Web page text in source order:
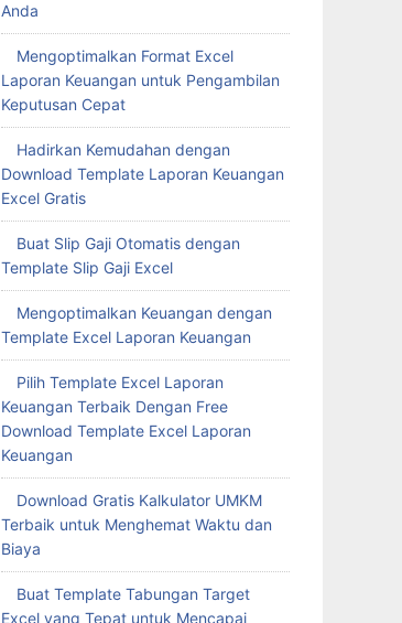
Anda
Mengoptimalkan Format Excel
Laporan Keuangan untuk Pengambilan
Keputusan Cepat
Hadirkan Kemudahan dengan
Download Template Laporan Keuangan
Excel Gratis
Buat Slip Gaji Otomatis dengan
Template Slip Gaji Excel
Mengoptimalkan Keuangan dengan
Template Excel Laporan Keuangan
Pilih Template Excel Laporan
Keuangan Terbaik Dengan Free
Download Template Excel Laporan
Keuangan
Download Gratis Kalkulator UMKM
Terbaik untuk Menghemat Waktu dan
Biaya
Buat Template Tabungan Target
Excel yang Tepat untuk Mencapai